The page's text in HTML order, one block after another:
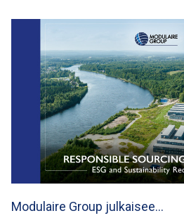
Modulaire Group julkaisee…